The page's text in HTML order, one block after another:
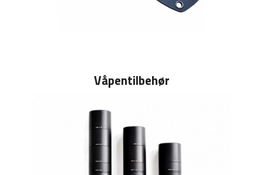
Våpentilbehør